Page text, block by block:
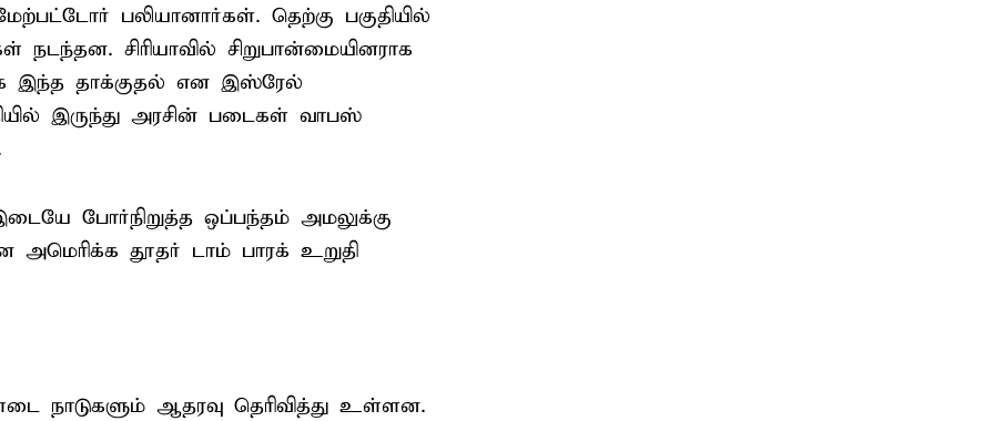
பலியானார்கள். தெற்கு பகுதியில்
சிரியாவில் சிறுபான்மையினராக
இந்த தாக்குதல் என இஸ்ரேல்
இருந்து அரசின் படைகள் வாபஸ்
போர்நிறுத்த ஒப்பந்தம் அமலுக்கு
அமெரிக்க தூதர் டாம் பாரக் உறுதி
நாடுகளும் ஆதரவு தெரிவித்து உள்ளன.